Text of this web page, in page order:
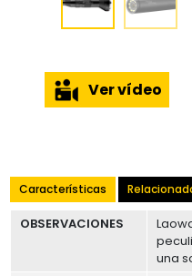
Ver vídeo
Características
OBSERVACIONES
una